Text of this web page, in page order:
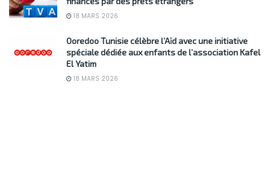
18 MARS 2026
Ooredoo Tunisie célèbre l’Aïd avec une initiative
spéciale dédiée aux enfants de l’association Kafel
El Yatim
18 MARS 2026